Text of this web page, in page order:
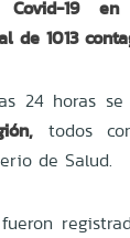
Covid-19
de 1013
24 horas se
todos
de Salud.